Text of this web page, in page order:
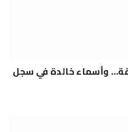
وأسماء خالدة في سجل